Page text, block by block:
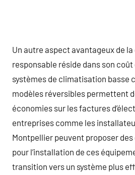
Un autre aspect avantageux de
responsable réside dans son
systèmes de climatisation basse
modèles réversibles permettent
économies sur les factures
entreprises comme les
Montpellier peuvent proposer
pour l’installation de ces
transition vers un système plus